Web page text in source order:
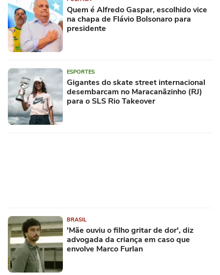
Quem é Alfredo Gaspar, escolhido vice
na chapa de Flávio Bolsonaro para
presidente
ESPORTES
Gigantes do skate street internacional
desembarcam no Maracanãzinho (RJ)
para o SLS Rio Takeover
BRASIL
'Mãe ouviu o filho gritar de dor', diz
advogada da criança em caso que
envolve Marco Furlan